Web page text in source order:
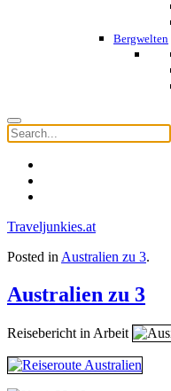
Bergwelten
Traveljunkies.at
Posted in Australien zu 3.
Australien zu 3
Reisebericht in Arbeit